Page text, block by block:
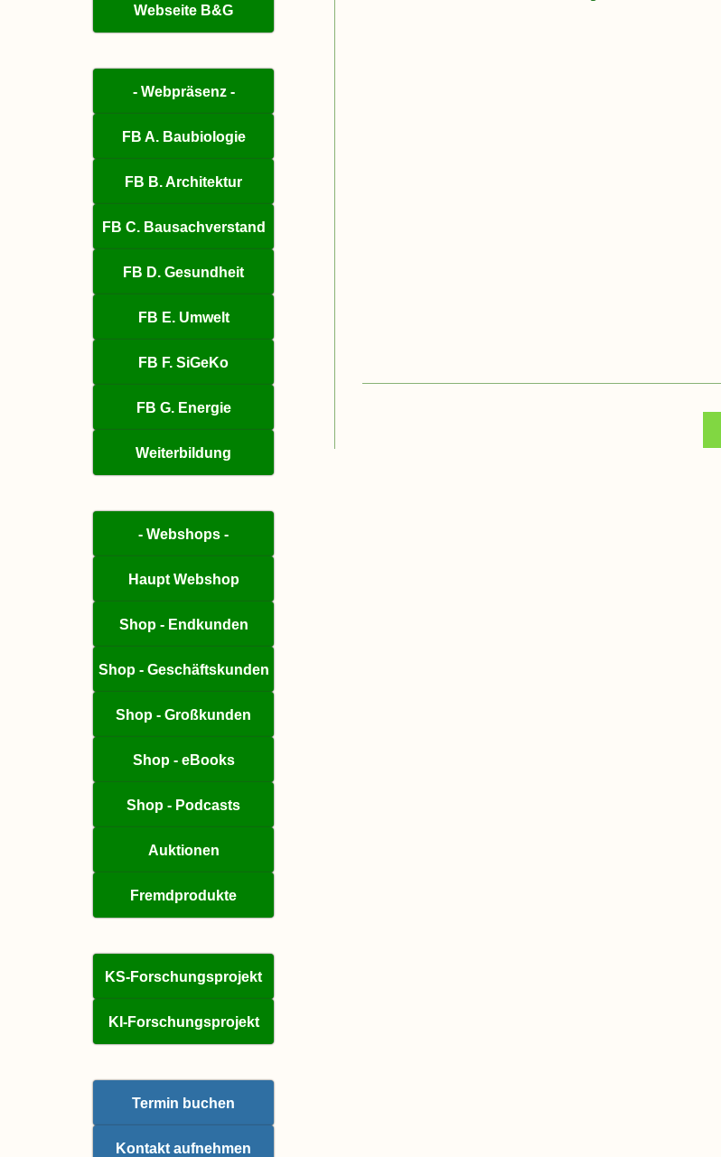
Webseite B&G
- Webpräsenz -
FB A. Baubiologie
FB B. Architektur
FB C. Bausachverstand
FB D. Gesundheit
FB E. Umwelt
FB F. SiGeKo
FB G. Energie
Weiterbildung
- Webshops -
Haupt Webshop
Shop - Endkunden
Shop - Geschäftskunden
Shop - Großkunden
Shop - eBooks
Shop - Podcasts
Auktionen
Fremdprodukte
KS-Forschungsprojekt
KI-Forschungsprojekt
Termin buchen
Kontakt aufnehmen